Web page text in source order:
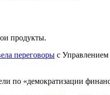
продукты.
переговоры с
по «демократизации